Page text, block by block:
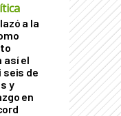
a la
así el
seis de
y
en